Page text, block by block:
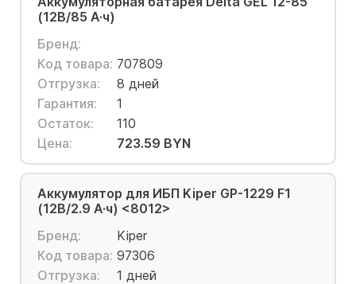
(12В/85 А·ч)
Бренд:
Код товара: 707809
Отгрузка:
8 дней
Гарантия:
1
Остаток:
110
Цена:
723.59 BYN
Аккумулятор для ИБП Kiper GP-1229 F1
(12В/2.9 А·ч) <8012>
Бренд:
Kiper
Код товара: 97306
Отгрузка:
1 дней